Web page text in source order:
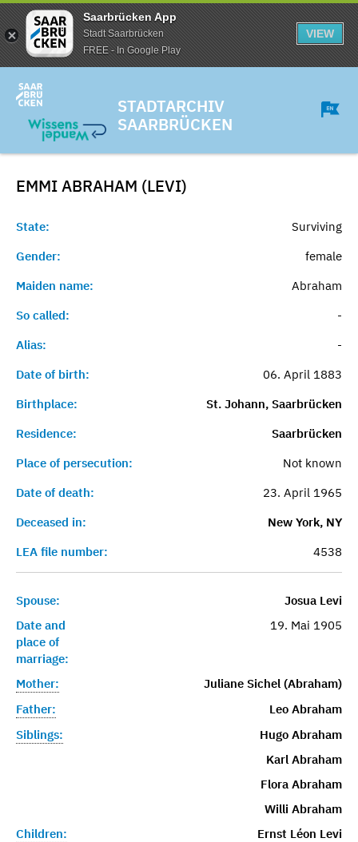
Saarbrücken App
Stadt Saarbrücken
FREE - In Google Play
VIEW
STADTARCHIV
SAARBRÜCKEN
EMMI ABRAHAM (LEVI)
State:
Surviving
Gender:
female
Maiden name:
Abraham
So called:
-
Alias:
-
Date of birth:
06. April 1883
Birthplace:
St. Johann, Saarbrücken
Residence:
Saarbrücken
Place of persecution:
Not known
Date of death:
23. April 1965
Deceased in:
New York, NY
LEA file number:
4538
Spouse:
Josua Levi
Date and
place of
marriage:
19. Mai 1905
Mother:
Juliane Sichel (Abraham)
Father:
Leo Abraham
Siblings:
Hugo Abraham
Karl Abraham
Flora Abraham
Willi Abraham
Children:
Ernst Léon Levi